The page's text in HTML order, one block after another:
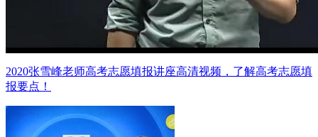
2020张雪峰老师高考志愿填报讲座高清视频，了解高考志愿填
报要点！